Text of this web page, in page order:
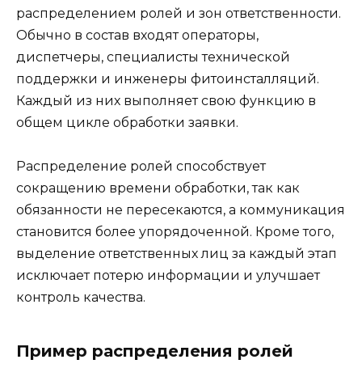
распределением ролей и зон ответственности.
Обычно в состав входят операторы,
диспетчеры, специалисты технической
поддержки и инженеры фитоинсталляций.
Каждый из них выполняет свою функцию в
общем цикле обработки заявки.
Распределение ролей способствует
сокращению времени обработки, так как
обязанности не пересекаются, а коммуникация
становится более упорядоченной. Кроме того,
выделение ответственных лиц за каждый этап
исключает потерю информации и улучшает
контроль качества.
Пример распределения ролей